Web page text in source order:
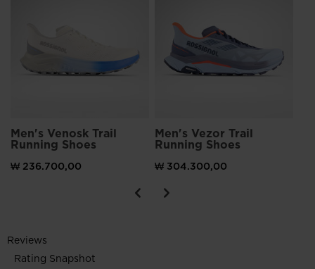
Men's Venosk Trail
Running Shoes
₩ 236.700,00
Men's Vezor Trail
Running Shoes
₩ 304.300,00